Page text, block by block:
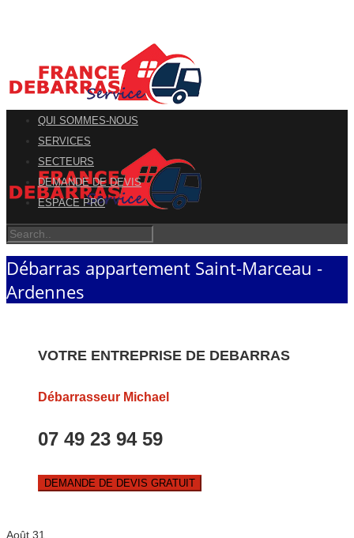
QUI SOMMES-NOUS
SERVICES
SECTEURS
DEMANDE DE DEVIS
ESPACE PRO
Débarras appartement Saint-Marceau -
Ardennes
VOTRE ENTREPRISE DE DEBARRAS
Débarrasseur Michael
07 49 23 94 59
DEMANDE DE DEVIS GRATUIT
Août 31